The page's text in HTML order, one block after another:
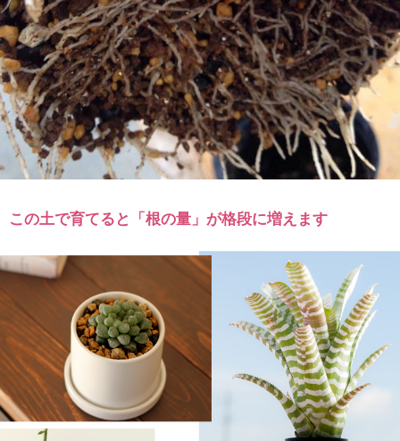
この土で育てると「根の量」が格段に増えます